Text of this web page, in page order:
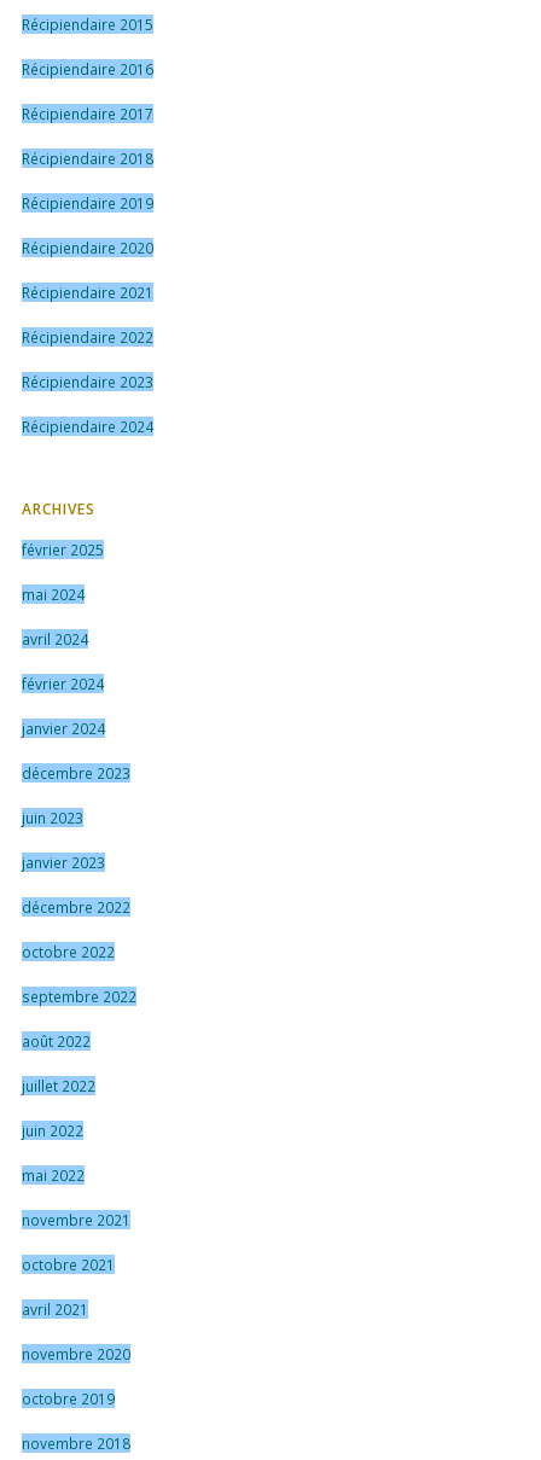
Récipiendaire 2015
Récipiendaire 2016
Récipiendaire 2017
Récipiendaire 2018
Récipiendaire 2019
Récipiendaire 2020
Récipiendaire 2021
Récipiendaire 2022
Récipiendaire 2023
Récipiendaire 2024
ARCHIVES
février 2025
mai 2024
avril 2024
février 2024
janvier 2024
décembre 2023
juin 2023
janvier 2023
décembre 2022
octobre 2022
septembre 2022
août 2022
juillet 2022
juin 2022
mai 2022
novembre 2021
octobre 2021
avril 2021
novembre 2020
octobre 2019
novembre 2018